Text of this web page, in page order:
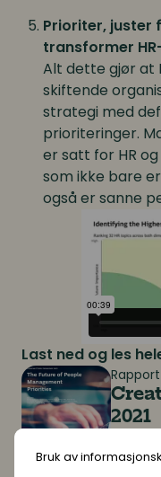
Bruk av
Prioriter, juster
transformer
Alt dette gjør at
skiftende
strategi med
prioriteringer.
er satt for HR
som ikke bare
også er sanne
Last ned og les
Rapport
2021